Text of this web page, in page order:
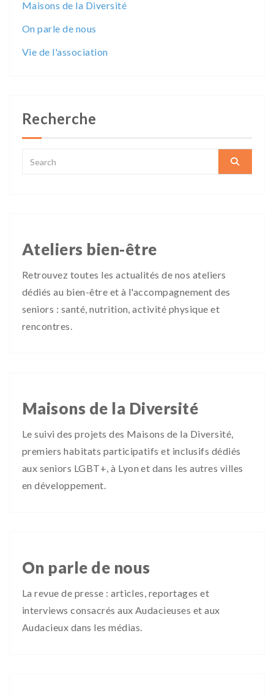
Maisons de la Diversité
On parle de nous
Vie de l'association
Recherche
Ateliers bien-être
Retrouvez toutes les actualités de nos ateliers
dédiés au bien-être et à l'accompagnement des
seniors : santé, nutrition, activité physique et
rencontres.
Maisons de la Diversité
Le suivi des projets des Maisons de la Diversité,
premiers habitats participatifs et inclusifs dédiés
aux seniors LGBT+, à Lyon et dans les autres villes
en développement.
On parle de nous
La revue de presse : articles, reportages et
interviews consacrés aux Audacieuses et aux
Audacieux dans les médias.